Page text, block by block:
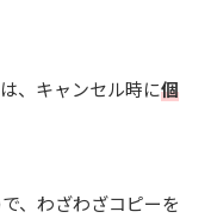
、キャンセル時に個
、わざわざコピーを